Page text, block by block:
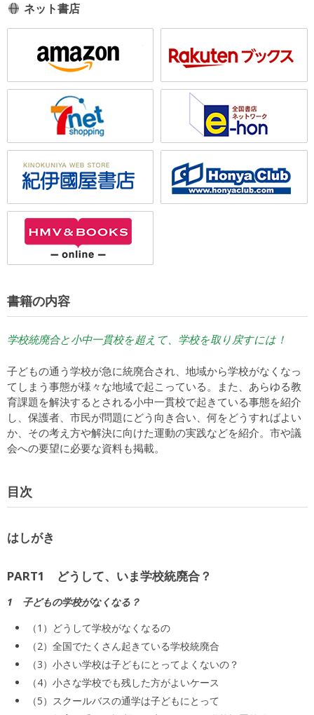
ネット書店
書籍の内容
学校統廃合と小中一貫校を超えて、学校を取り戻すには！
子どもの通う学校が急に統廃合され、地域から学校がなくなっ
てしまう事態が様々な地域で起こっている。また、あらゆる教
育課題を解決するとされる小中一貫校で起きている事態を紹介
し、保護者、市民が問題にどう向き合い、何をどうすればよい
か、その考え方や解決に向けた運動の実践などを紹介。市や議
会への要望に必要な資料も掲載。
目次
はしがき
PART1 どうして、いま学校統廃合？
1 子どもの学校がなくなる？
（1）どうして学校がなくなるの
（2）全国でたくさん起きている学校統廃合
（3）小さい学校は子どもにとってよくないの？
（4）小さな学校でも残した方がよいケース
（5）スクールバスの通学は子どもにとって